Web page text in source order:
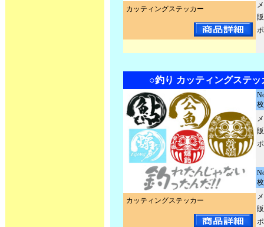
カッティングステッカー
○釣り カッティングステ
カッティングステッカー